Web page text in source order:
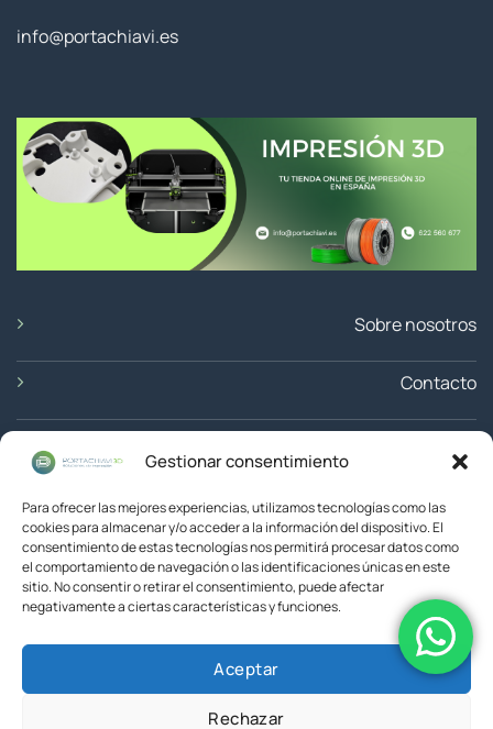
Gestionar consentimiento
Para ofrecer las mejores experiencias, utilizamos tecnologías como las
cookies para almacenar y/o acceder a la información del dispositivo. El
consentimiento de estas tecnologías nos permitirá procesar datos como
el comportamiento de navegación o las identificaciones únicas en este
sitio. No consentir o retirar el consentimiento, puede afectar
negativamente a ciertas características y funciones.
Aceptar
Rechazar
info@portachiavi.es
Sobre nosotros
Contacto
Devoluciones
© 2026 Portachiavi3D